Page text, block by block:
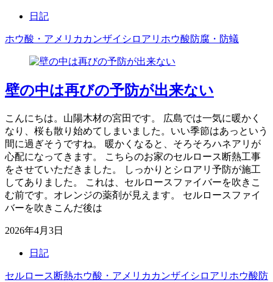
日記
ホウ酸・アメリカカンザイシロアリ ホウ酸防腐・防蟻
壁の中は再びの予防が出来ない
こんにちは。山陽木材の宮田です。 広島では一気に暖かく
なり、桜も散り始めてしまいました。いい季節はあっという
間に過ぎそうですね。 暖かくなると、そろそろハネアリが
心配になってきます。 こちらのお家のセルロース断熱工事
をさせていただきました。 しっかりとシロアリ予防が施工
してありました。 これは、セルロースファイバーを吹きこ
む前です。オレンジの薬剤が見えます。 セルロースファイ
バーを吹きこんだ後は
2026年4月3日
日記
セルロース断熱ホウ酸・アメリカカンザイシロアリ ホウ酸防